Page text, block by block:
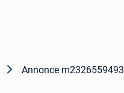
Annonce m2326559493